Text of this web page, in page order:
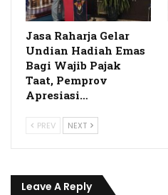
Jasa Raharja Gelar
Undian Hadiah Emas
Bagi Wajib Pajak
Taat, Pemprov
Apresiasi…
PREV NEXT
Leave A Reply